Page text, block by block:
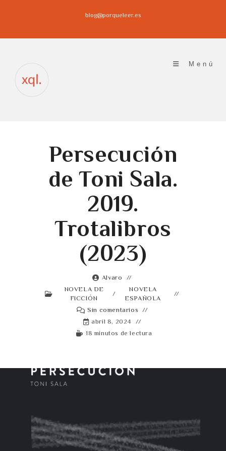
blog@porqueleer.es
Menú
Persecución
de Toni Sala.
2019.
Trotalibros
(2023)
Alvaro
NOVELA DE
FICCIÓN
/
NOVELA
ESPAÑOLA
Sin comentarios
abril 8, 2024
18 minutos de lectura